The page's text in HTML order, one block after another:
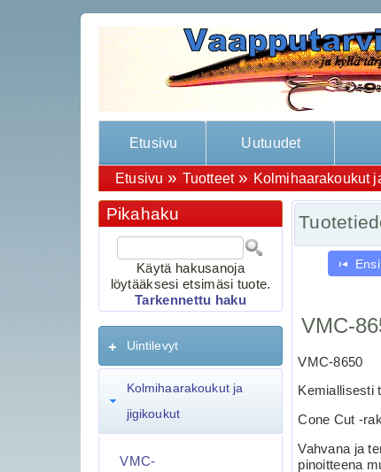
Etusivu Uutuudet
Etusivu » Tuotteet» Kolmihaarakoukut
VMC-
VMC-8650
Kemiallisesti
Cone Cut -
Vahvana ja
pinoitteena
Pikahaku
Käytä hakusanoja
löytääksesi etsimäsi tuote.
Tarkennettu haku
Uintilevyt
Kolmihaarakoukut ja
jigikoukut
VMC-